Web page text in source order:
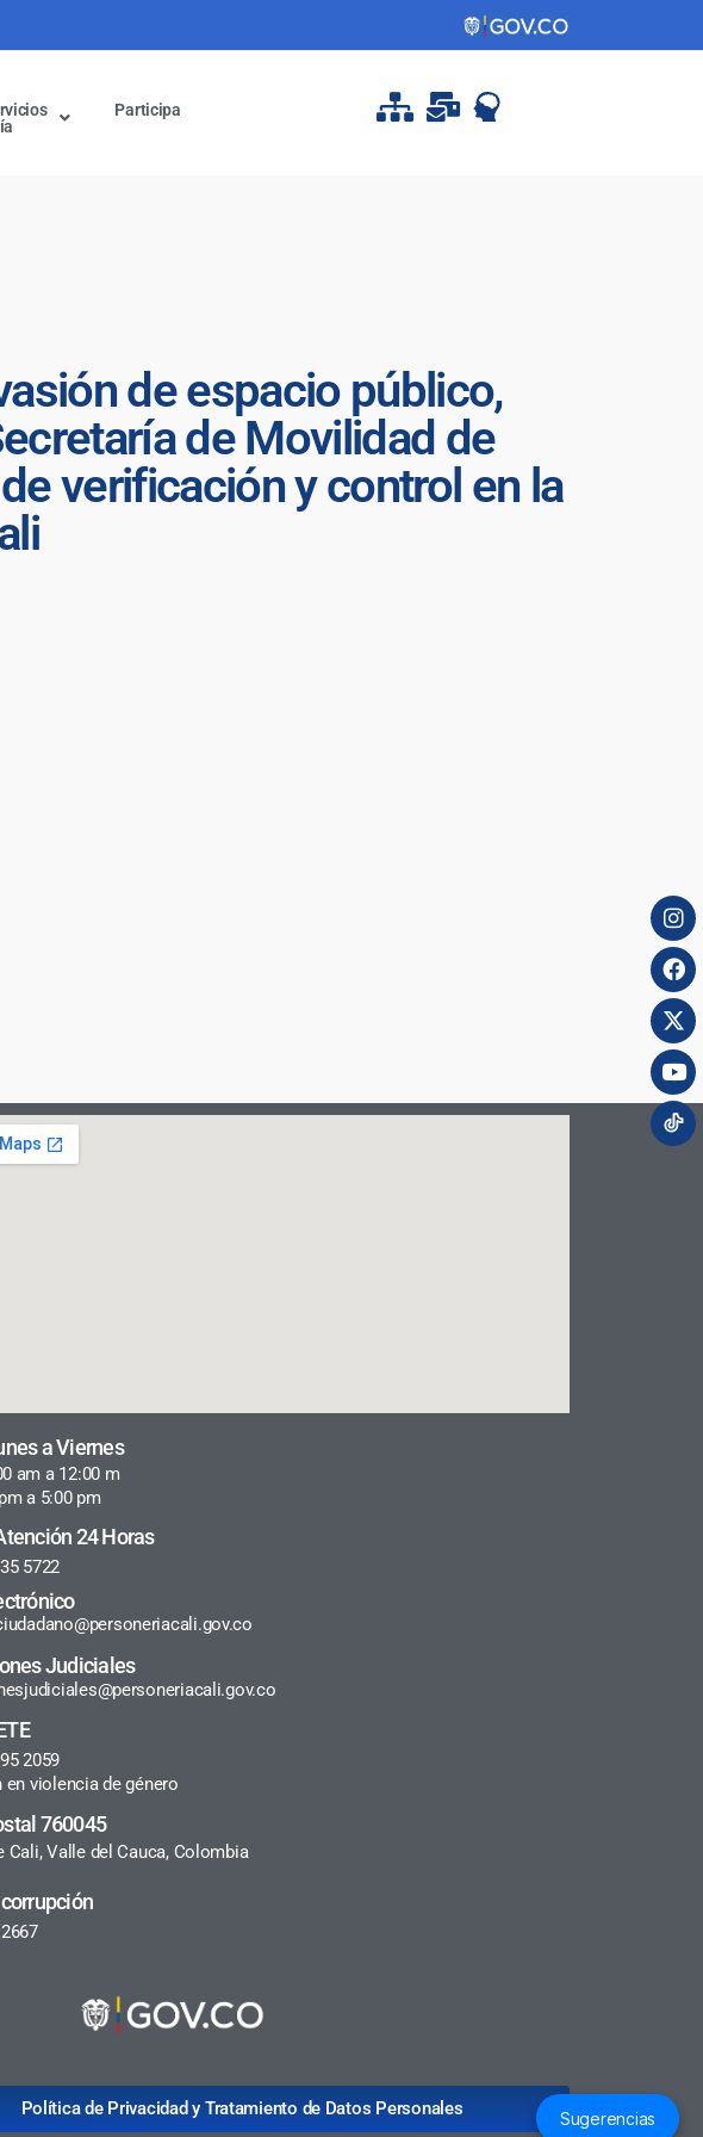
Participa
de espacio público,
de Movilidad de
verificación y control en la
a Viernes
am a 12:00 m
a 5:00 pm
24 Horas
5722
Judiciales
2059
en violencia de género
760045
Cali, Valle del Cauca, Colombia
Política de Privacidad y Tratamiento de Datos Personales Sugerencias